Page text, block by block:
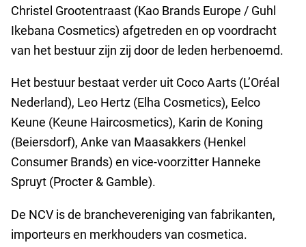
Christel Grootentraast (Kao Brands Europe / Guhl
Ikebana Cosmetics) afgetreden en op voordracht
van het bestuur zijn zij door de leden herbenoemd.
Het bestuur bestaat verder uit Coco Aarts (L’Oréal
Nederland), Leo Hertz (Elha Cosmetics), Eelco
Keune (Keune Haircosmetics), Karin de Koning
(Beiersdorf), Anke van Maasakkers (Henkel
Consumer Brands) en vice-voorzitter Hanneke
Spruyt (Procter & Gamble).
De NCV is de branchevereniging van fabrikanten,
importeurs en merkhouders van cosmetica.